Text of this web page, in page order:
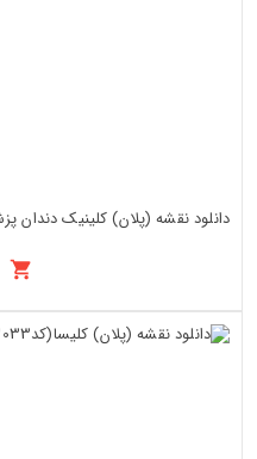
دانلود نقشه (پلان) کلینیک دندان